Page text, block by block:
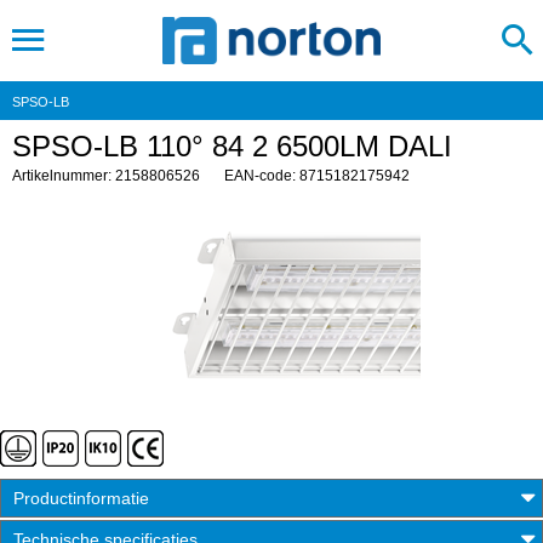
SPSO-LB
SPSO-LB 110° 84 2 6500LM DALI
Artikelnummer: 2158806526 EAN-code: 8715182175942
Productinformatie